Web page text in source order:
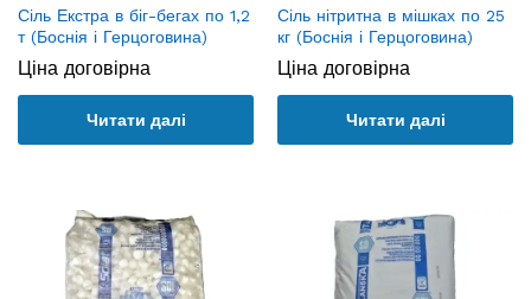
Сіль Екстра в біг-бегах по 1,2
т (Боснія і Герцоговина)
Ціна договірна
Читати далі
Сіль нітритна в мішках по 25
кг (Боснія і Герцоговина)
Ціна договірна
Читати далі